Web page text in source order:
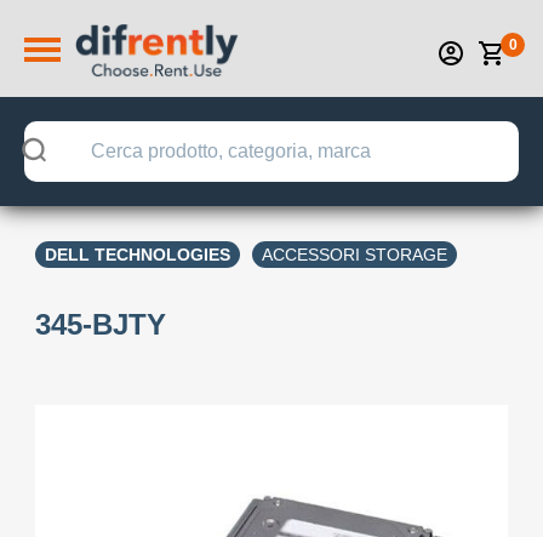
0
DELL TECHNOLOGIES ACCESSORI STORAGE
345-BJTY